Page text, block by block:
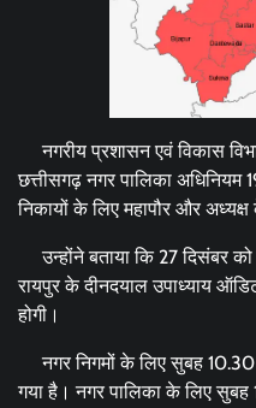
नगरीय प्रशासन एवं विकास
छत्तीसगढ़ नगर पालिका अधिनियम
निकायों के लिए महापौर और
उन्होंने बताया कि 27 दिसंबर
रायपुर के दीनदयाल उपाध्याय
होगी।
नगर निगमों के लिए सुबह
गया है। नगर पालिका के लिए